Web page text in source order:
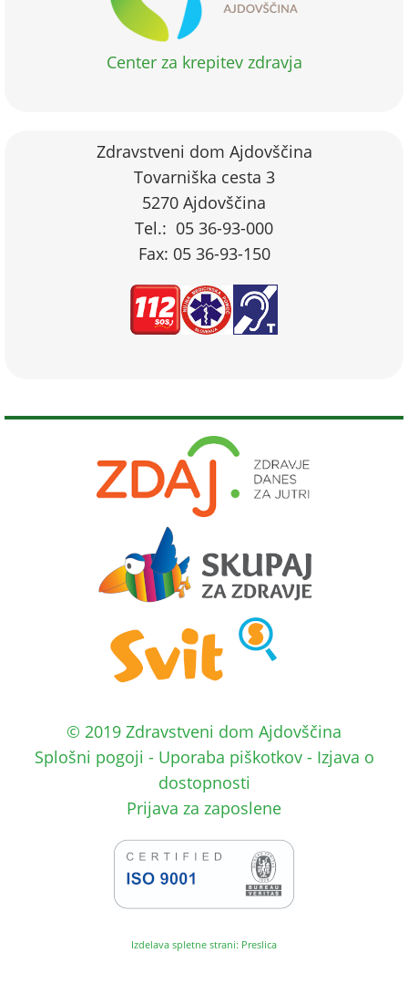
Center za krepitev zdravja
Zdravstveni dom Ajdovščina
Tovarniška cesta 3
5270 Ajdovščina
Tel.: 05 36-93-000
Fax: 05 36-93-150
© 2019 Zdravstveni dom Ajdovščina
Splošni pogoji - Uporaba piškotkov- Izjava o
dostopnosti
Prijava za zaposlene
Izdelava spletne strani: Preslica